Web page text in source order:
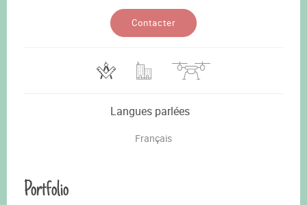
Contacter
Langues parlées
Français
Portfolio